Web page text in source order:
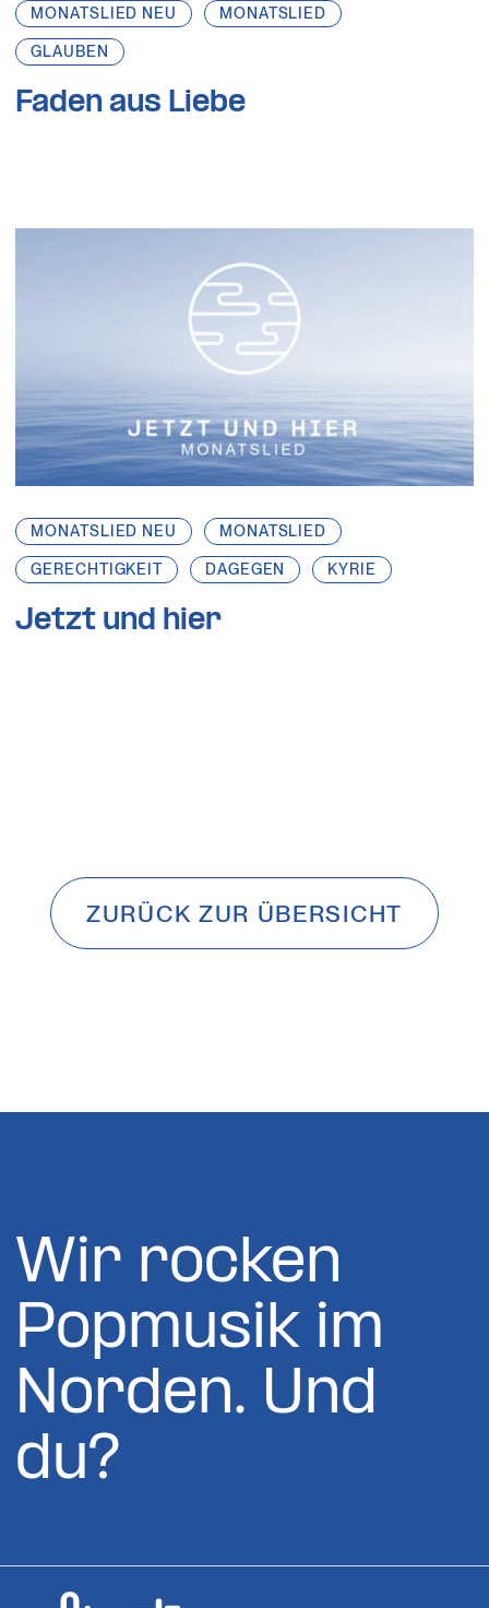
MONATSLIED NEU MONATSLIED
GLAUBEN
Faden aus Liebe
MONATSLIED NEU MONATSLIED
GERECHTIGKEIT DAGEGEN KYRIE
Jetzt und hier
ZURÜCK ZUR ÜBERSICHT
Wir rocken
Popmusik im
Norden. Und
du?